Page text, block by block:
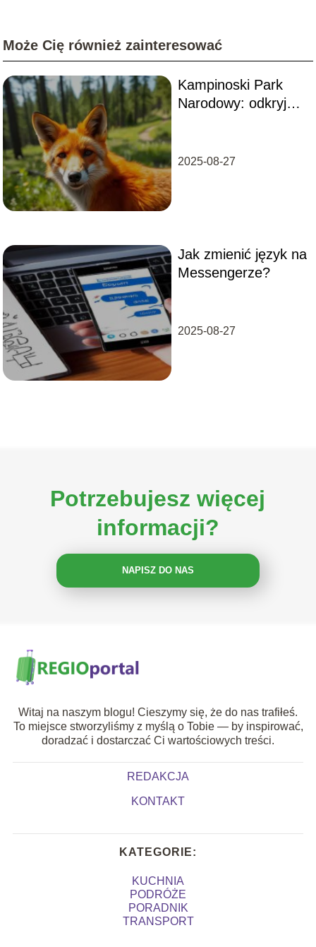
Może Cię również zainteresować
Kampinoski Park
Narodowy: odkryj
2025-08-27
Jak zmienić język na
Messengerze?
2025-08-27
Potrzebujesz więcej
informacji?
NAPISZ DO NAS
Witaj na naszym blogu! Cieszymy się, że do nas trafiłeś.
To miejsce stworzyliśmy z myślą o Tobie — by inspirować,
doradzać i dostarczać Ci wartościowych treści.
REDAKCJA
KONTAKT
KATEGORIE:
KUCHNIA
PODRÓŻE
PORADNIK
TRANSPORT